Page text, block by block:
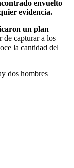
envuelto
evidencia.
un plan
de capturar a los
la cantidad del
dos hombres